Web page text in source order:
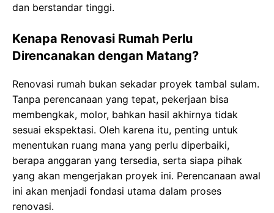
dan berstandar tinggi.
Kenapa Renovasi Rumah Perlu
Direncanakan dengan Matang?
Renovasi rumah bukan sekadar proyek tambal sulam.
Tanpa perencanaan yang tepat, pekerjaan bisa
membengkak, molor, bahkan hasil akhirnya tidak
sesuai ekspektasi. Oleh karena itu, penting untuk
menentukan ruang mana yang perlu diperbaiki,
berapa anggaran yang tersedia, serta siapa pihak
yang akan mengerjakan proyek ini. Perencanaan awal
ini akan menjadi fondasi utama dalam proses
renovasi.